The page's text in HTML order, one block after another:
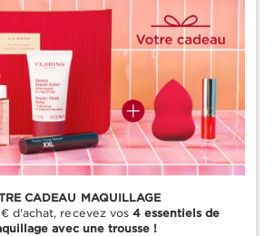
CADEAU MAQUILLAGE
d'achat, recevez vos 4 essentiels de
avec une trousse !